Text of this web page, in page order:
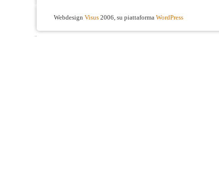
Webdesign Visus 2006, su piattaforma WordPress